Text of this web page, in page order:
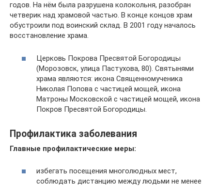
годов. На нём была разрушена колокольня, разобран
четверик над храмовой частью. В конце концов храм
обустроили под воинский склад. В 2001 году началось
восстановление храма.
Церковь Покрова Пресвятой Богородицы
(Морозовск, улица Пастухова, 80). Святынями
храма являются: икона Священномученика
Николая Попова с частицей мощей, икона
Матроны Московской с частицей мощей, икона
Покров Пресвятой Богородицы.
Профилактика заболевания
Главные профилактические меры:
избегать посещения многолюдных мест,
соблюдать дистанцию между людьми не менее